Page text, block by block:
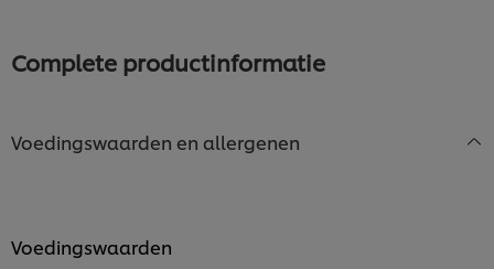
Complete productinformatie
Voedingswaarden en allergenen
Voedingswaarden